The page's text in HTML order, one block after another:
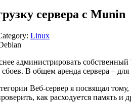
сервера с Munin
Linux
администрировать
В общем аренда сервера –
Веб-сервер я посвящал
как расходуется память